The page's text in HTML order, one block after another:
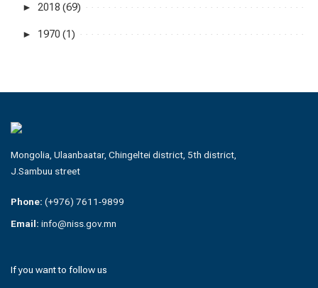
► 2018 (69)
► 1970 (1)
Mongolia, Ulaanbaatar, Chingeltei district, 5th district,
J.Sambuu street
Phone: (+976) 7611-9899
Email: info@niss.gov.mn
If you want to follow us